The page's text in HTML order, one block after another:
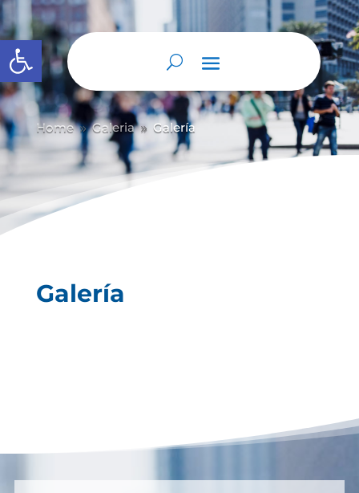
Abrir barra de herramientas
Home 9 Galeria 9 Galería
Galería